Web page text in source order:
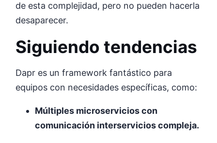
de esta complejidad, pero no pueden hacerla
desaparecer.
Siguiendo tendencias
Dapr es un framework fantástico para
equipos con necesidades específicas, como:
Múltiples microservicios con
comunicación interservicios compleja.